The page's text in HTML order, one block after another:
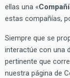
ellas una «
estas compañías,
Siempre que se
interactúe con una
pertinente que
nuestra página de